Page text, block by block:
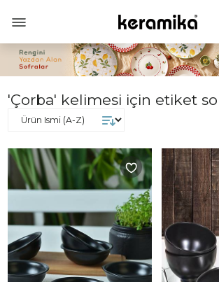
'Çorba' kelimesi için etiket